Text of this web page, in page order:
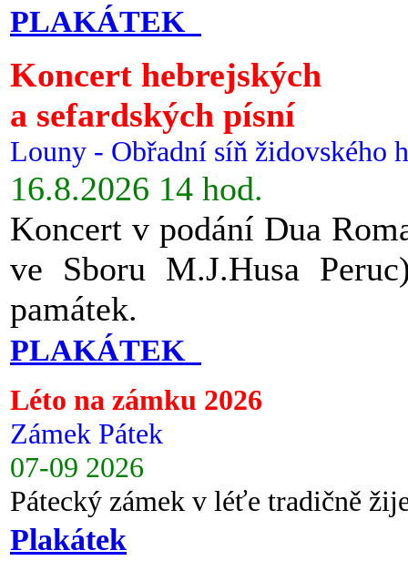
PLAKÁTEK
Koncert hebrejských
a sefardských písní
Louny - Obřadní síň židovského
16.8.2026 14 hod.
Koncert v podání Dua
ve Sboru M.J.Husa
památek.
PLAKÁTEK
Léto na zámku 2026
Zámek Pátek
07-09 2026
Pátecký zámek v léťe tradičně
Plakátek